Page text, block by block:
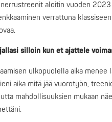
aloitin vuoden
verrattuna
silloin kun et ajattele
ulkopuolella aika menee
aika mitä jää vuorotyön,
mahdollisuuksien mukaan